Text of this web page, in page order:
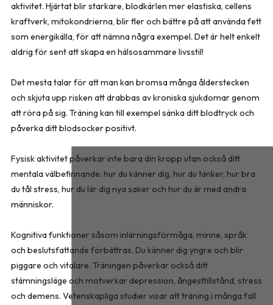
aktivitet. Hjärtat blir starkare, blodkärlen mer elastiska, cellens
kraftverk, mitokondrierna, blir fler och bättre på att använda fett
som energikälla, för att nämna några exempel. Det är helt enkelt
aldrig för sent att skapa en hälsosam­mare livsstil!
Det mesta talar för att man kan bromsa många ålderstecken
och skjuta upp risken att drabbas av kroniska sjukdomar genom
att röra på sig. Träning kan till exempel sänka ditt blodtryck och
påverka ditt blodsocker positivt.
Fysisk aktivitet påverkar inte bara din kropp utan också ditt
mentala välbefinnande: hur du känner dig, hur du tänker, hur bra
du tål stress, hur du lär dig nya saker och hur du är med andra
människor.
Kognitiva funktioner såsom inlärningsförmåga, minne, språk
och beslutsfattande förbättras. Du känner dig yngre och blir
piggare och vitalare. Träningen påverkar också ditt
stämningsläge och motverkar depression, ångesttillstånd, stress
och demens. Vetenskapliga studier visar att träning i många fall